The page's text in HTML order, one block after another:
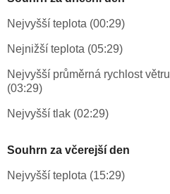
Nejvyšší teplota (00:29)
Nejnižší teplota (05:29)
Nejvyšší průměrná rychlost větru
(03:29)
Nejvyšší tlak (02:29)
Souhrn za včerejší den
Nejvyšší teplota (15:29)